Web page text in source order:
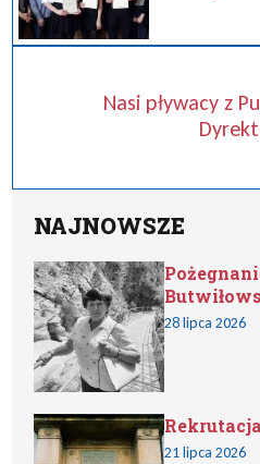
Nasi pływacy z
NAJNOWSZE
28 lipca 2026
21 lipca 2026